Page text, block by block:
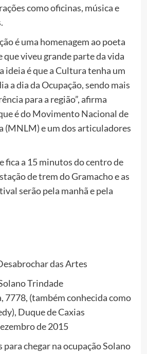
como oficinas, música e
é uma homenagem ao poeta
que viveu grande parte da vida
ideia é que a Cultura tenha um
a dia da Ocupação, sendo mais
para a região”, afirma
é do Movimento Nacional de
(MNLM) e um dos articuladores
fica a 15 minutos do centro de
de trem do Gramacho e as
serão pela manhã e pela
das Artes
Trindade
7778, (também conhecida como
Duque de Caxias
de 2015
chegar na ocupação Solano